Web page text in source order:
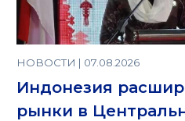
НОВОСТИ | 07.08.2026
Индонезия
рынки в